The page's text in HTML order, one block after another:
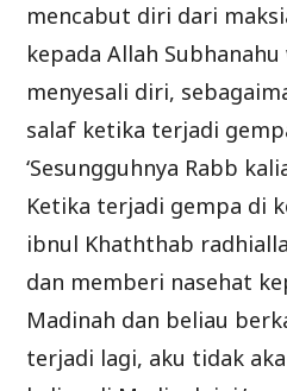
mencabut diri dari
kepada Allah Subhanahu
menyesali diri,
salaf ketika terjadi
‘Sesungguhnya Rabb
Ketika terjadi gempa di
ibnul Khaththab
dan memberi nasehat
Madinah dan beliau
terjadi lagi, aku tidak